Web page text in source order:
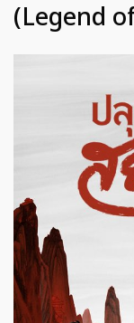
(Legend